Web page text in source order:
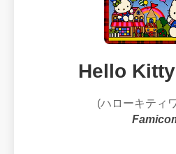
Hello
(ハローキティ